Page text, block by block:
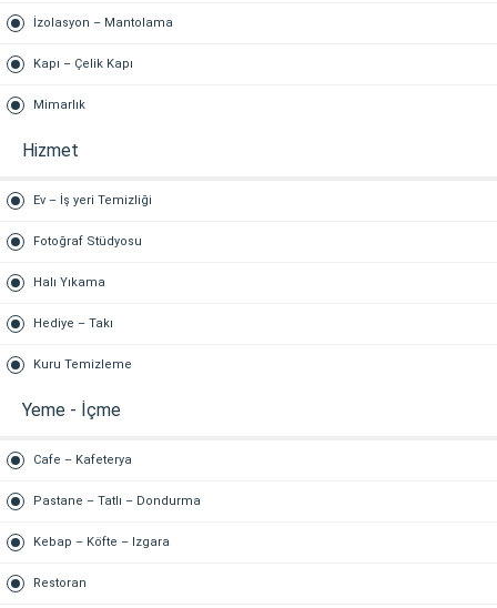
İzolasyon – Mantolama
Kapı – Çelik Kapı
Mimarlık
Hizmet
Ev – İş yeri Temizliği
Fotoğraf Stüdyosu
Halı Yıkama
Hediye – Takı
Kuru Temizleme
Yeme - İçme
Cafe – Kafeterya
Pastane – Tatlı – Dondurma
Kebap – Köfte – Izgara
Restoran